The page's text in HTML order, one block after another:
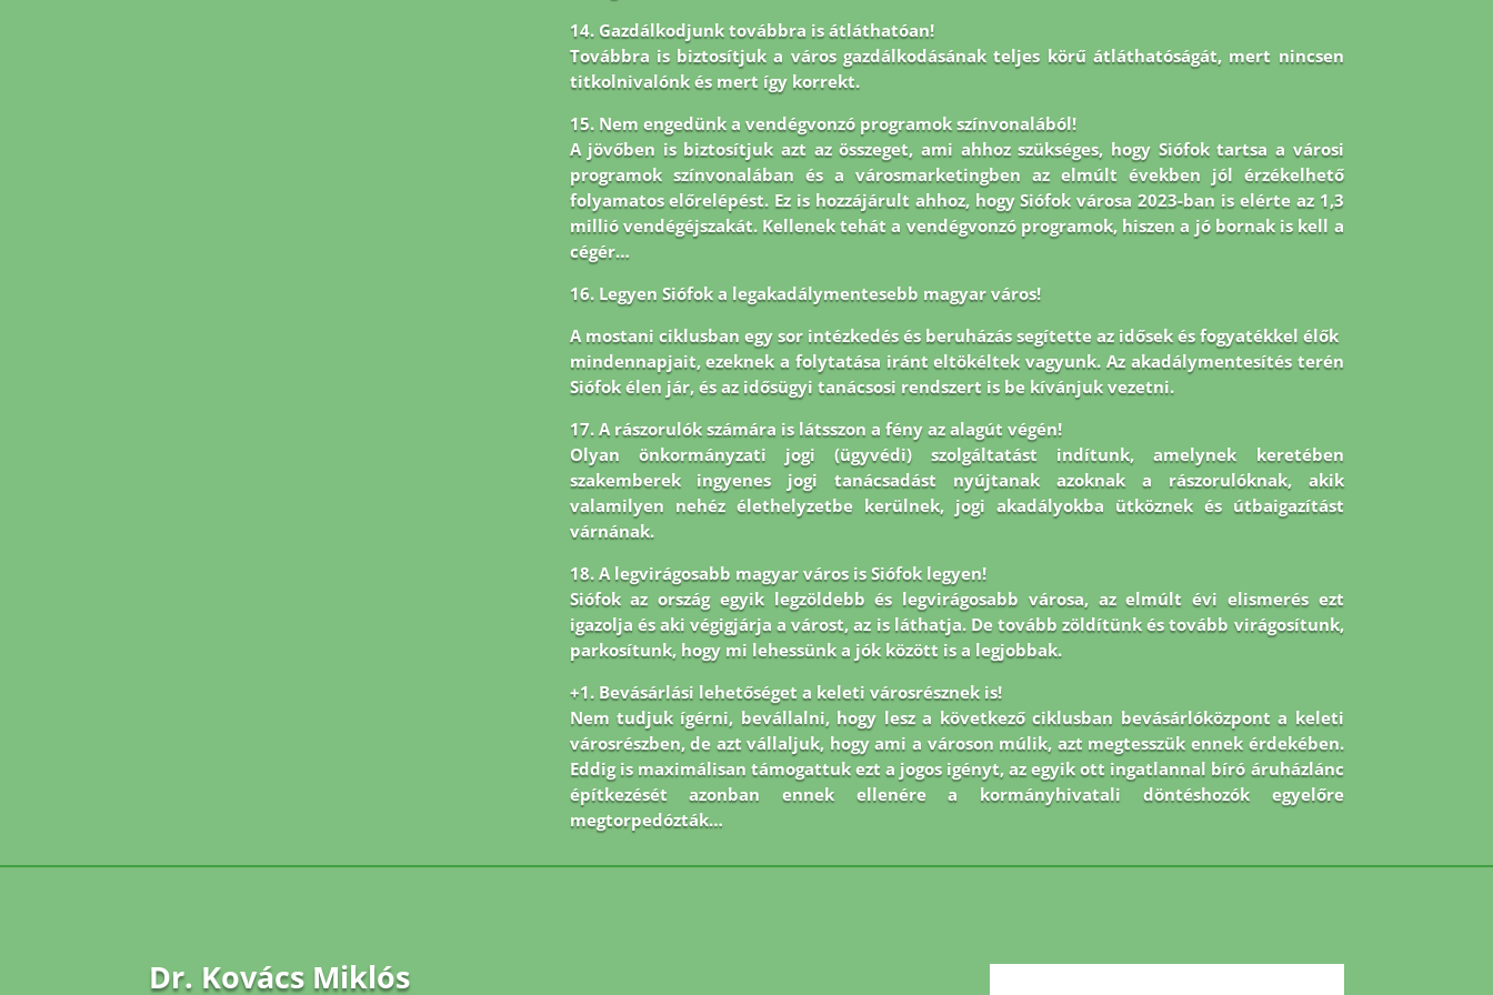
14. Gazdálkodjunk továbbra is átláthatóan!
Továbbra is biztosítjuk a város gazdálkodásának teljes körű átláthatóságát, mert nincsen
titkolnivalónk és mert így korrekt.
15. Nem engedünk a vendégvonzó programok színvonalából!
A jövőben is biztosítjuk azt az összeget, ami ahhoz szükséges, hogy Siófok tartsa a városi
programok színvonalában és a városmarketingben az elmúlt években jól érzékelhető
folyamatos előrelépést. Ez is hozzájárult ahhoz, hogy Siófok városa 2023-ban is elérte az 1,3
millió vendégéjszakát. Kellenek tehát a vendégvonzó programok, hiszen a jó bornak is kell a
cégér…
16. Legyen Siófok a legakadálymentesebb magyar város!
A mostani ciklusban egy sor intézkedés és beruházás segítette az idősek és fogyatékkel élők
mindennapjait, ezeknek a folytatása iránt eltökéltek vagyunk. Az akadálymentesítés terén
Siófok élen jár, és az idősügyi tanácsosi rendszert is be kívánjuk vezetni.
17. A rászorulók számára is látsszon a fény az alagút végén!
Olyan önkormányzati jogi (ügyvédi) szolgáltatást indítunk, amelynek keretében
szakemberek ingyenes jogi tanácsadást nyújtanak azoknak a rászorulóknak, akik
valamilyen nehéz élethelyzetbe kerülnek, jogi akadályokba ütköznek és útbaigazítást
várnának.
18. A legvirágosabb magyar város is Siófok legyen!
Siófok az ország egyik legzöldebb és legvirágosabb városa, az elmúlt évi elismerés ezt
igazolja és aki végigjárja a várost, az is láthatja. De tovább zöldítünk és tovább virágosítunk,
parkosítunk, hogy mi lehessünk a jók között is a legjobbak.
+1. Bevásárlási lehetőséget a keleti városrésznek is!
Nem tudjuk ígérni, bevállalni, hogy lesz a következő ciklusban bevásárlóközpont a keleti
városrészben, de azt vállaljuk, hogy ami a városon múlik, azt megtesszük ennek érdekében.
Eddig is maximálisan támogattuk ezt a jogos igényt, az egyik ott ingatlannal bíró áruházlánc
építkezését azonban ennek ellenére a kormányhivatali döntéshozók egyelőre
megtorpedózták…
Dr. Kovács Miklós